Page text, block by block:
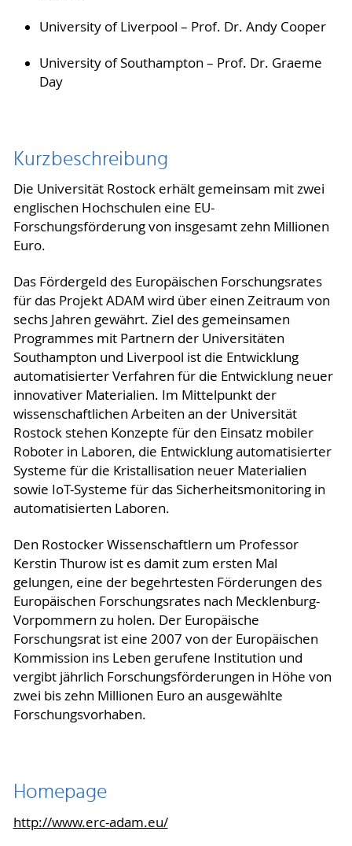
University of Liverpool – Prof. Dr. Andy Cooper
University of Southampton – Prof. Dr. Graeme
Day
Kurzbeschreibung
Die Universität Rostock erhält gemeinsam mit zwei
englischen Hochschulen eine EU-
Forschungsförderung von insgesamt zehn Millionen
Euro.
Das Fördergeld des Europäischen Forschungsrates
für das Projekt ADAM wird über einen Zeitraum von
sechs Jahren gewährt. Ziel des gemeinsamen
Programmes mit Partnern der Universitäten
Southampton und Liverpool ist die Entwicklung
automatisierter Verfahren für die Entwicklung neuer
innovativer Materialien. Im Mittelpunkt der
wissenschaftlichen Arbeiten an der Universität
Rostock stehen Konzepte für den Einsatz mobiler
Roboter in Laboren, die Entwicklung automatisierter
Systeme für die Kristallisation neuer Materialien
sowie IoT-Systeme für das Sicherheitsmonitoring in
automatisierten Laboren.
Den Rostocker Wissenschaftlern um Professor
Kerstin Thurow ist es damit zum ersten Mal
gelungen, eine der begehrtesten Förderungen des
Europäischen Forschungsrates nach Mecklenburg-
Vorpommern zu holen. Der Europäische
Forschungsrat ist eine 2007 von der Europäischen
Kommission ins Leben gerufene Institution und
vergibt jährlich Forschungsförderungen in Höhe von
zwei bis zehn Millionen Euro an ausgewählte
Forschungsvorhaben.
Homepage
http://www.erc-adam.eu/